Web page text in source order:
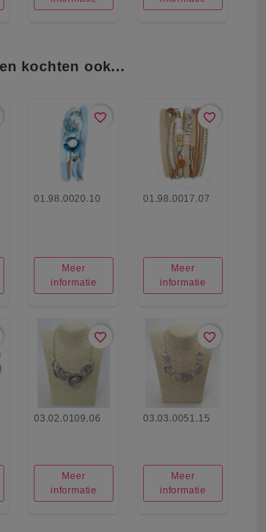
kochten ook...
favorite_border
01.98.0020.10
Meer
informatie
favorite_border
01.98.0017.07
Meer
informatie
favorite_border
03.02.0109.06
Meer
informatie
favorite_border
03.03.0051.15
Meer
informatie